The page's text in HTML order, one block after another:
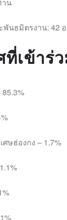
นธมิตรงาน: 42
ที่เข้าร่
ศษฮ่องกง – 1.7%